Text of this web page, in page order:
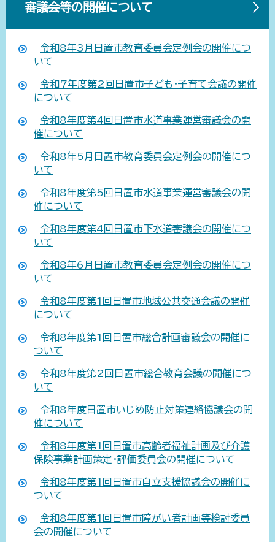
審議会等の開催について
令和8年3月日置市教育委員会定例会の開催につ
いて
令和7年度第2回日置市子ども・子育て会議の開催
について
令和8年度第4回日置市水道事業運営審議会の開
催について
令和8年5月日置市教育委員会定例会の開催につ
いて
令和8年度第5回日置市水道事業運営審議会の開
催について
令和8年度第4回日置市下水道審議会の開催につ
いて
令和8年6月日置市教育委員会定例会の開催につ
いて
令和8年度第1回日置市地域公共交通会議の開催
について
令和8年度第1回日置市総合計画審議会の開催に
ついて
令和8年度第2回日置市総合教育会議の開催につ
いて
令和8年度日置市いじめ防止対策連絡協議会の開
催について
令和8年度第1回日置市高齢者福祉計画及び介護
保険事業計画策定・評価委員会の開催について
令和8年度第1回日置市自立支援協議会の開催に
ついて
令和8年度第1回日置市障がい者計画等検討委員
会の開催について